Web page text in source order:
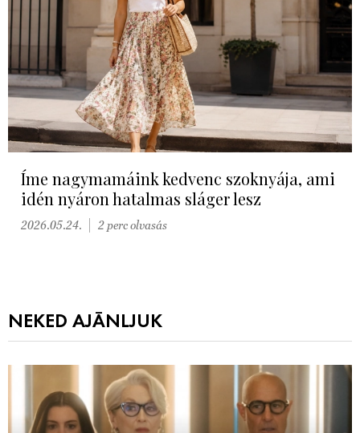
Íme nagymamáink kedvenc szoknyája, ami
idén nyáron hatalmas sláger lesz
2026.05.24. 2 perc olvasás
NEKED AJÁNLJUK